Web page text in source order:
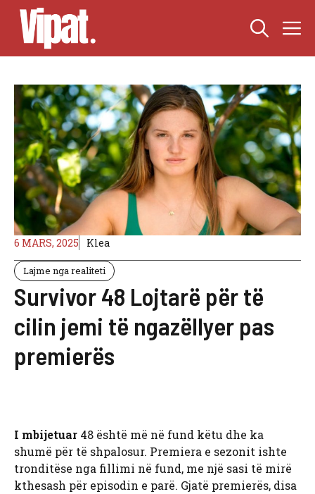
Skip
content
6 MARS, 2025 Klea
Lajme nga realiteti
Survivor 48 Lojtarë për të
cilin jemi të ngazëllyer pas
premierës
I mbijetuar 48 është më në fund këtu dhe ka
shumë për të shpalosur. Premiera e sezonit ishte
tronditëse nga fillimi në fund, me një sasi të mirë
kthesash për episodin e parë. Gjatë premierës, disa